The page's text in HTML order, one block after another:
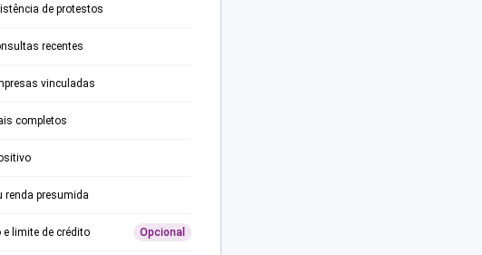
de protestos
recentes
vinculadas
completos
renda presumida
e limite de crédito Opcional